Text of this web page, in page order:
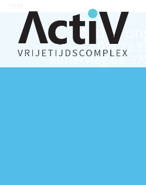
Activ
012 23 33
Rutterweg 63,